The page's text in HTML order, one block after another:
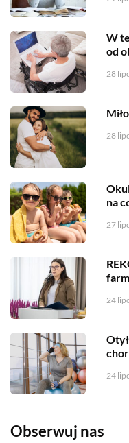
W
od
28
28
na
27
24
24
Obserwuj nas